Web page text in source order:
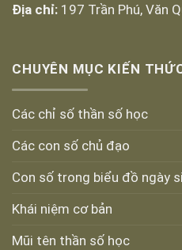
Địa chỉ: 197 Trần Phú, Văn
CHUYÊN MỤC KIẾN
Các chỉ số thần số học
Các con số chủ đạo
Con số trong biểu đồ ngày
Khái niệm cơ bản
Mũi tên thần số học